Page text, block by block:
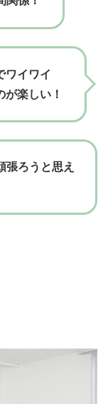
ワイワイ
が楽しい！
張ろうと思え